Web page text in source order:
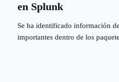
en Splunk
Se ha identificado información
importantes dentro de los